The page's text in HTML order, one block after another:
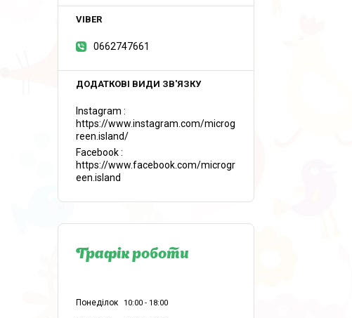
0662747661
Instagram
https://www.instagram.com/microg
reen.island/
Facebook
https://www.facebook.com/microgr
een.island
Графік роботи
Понеділок 10:00 18:00